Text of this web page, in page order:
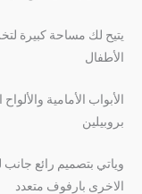
يتيح لك مساحة كبيرة
الأطفال
الأبواب الأمامية
بروبيلين
وياتي بتصميم رائع
الاخرى بارفوف متعدد